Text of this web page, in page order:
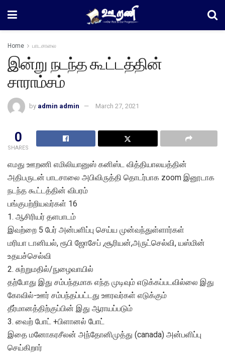
Home பாடசாலை
இன்று நடந்த கூட்டத்தின்
சாராம்சம்
by admin admin March 27, 2021
0
SHARES
எமது ஊறணி எமிலியானுஸ் கனிஸ்ட வித்தியாலயத்தின்
அதிபருடன் பாடசாலை அபிவிருத்தி தொடர்பாக zoom இனூடாக
நடந்த கூட்டத்தின் விபரம்
பங்குபற்றியவர்கள் 16
1. ஆசிரியர் தளபாடம்
இவற்றை 5 பேர் அன்பளிப்பு செய்ய முன்வந்துள்ளார்கள்
மரியா டானியல், ரூபி ஜோசேப் ,சூரியன்,அருட்செல்வி, யஸ்மின்
உதயச்செல்வி
2. சுற்றுமதில்/நுழைவாயில்
தற்போது இது சம்பந்தமாக எந்த முடிவும் எடுக்கப்படவில்லை இது
கோவில்-ஊர் சம்பந்தப்பட்டது ஊரவர்கள் எடுக்கும்
தீர்மானத்திற்குப்பின் இது ஆராயப்படும்
3. வைற் போட் +பிளானல் போட்
இதை மனோகரசீலன் அந்தோனிமுத்து (canada) அன்பளிப்பு
செய்கிறார்